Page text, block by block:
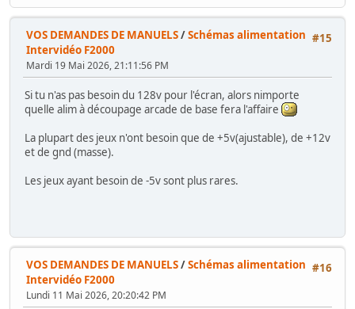
#15
VOS DEMANDES DE MANUELS/Schémas alimentation
Intervidéo F2000
Mardi 19 Mai 2026, 21:11:56 PM
Si tu n'as pas besoin du 128v pour l'écran, alors nimporte
quelle alim à découpage arcade de base fera l'affaire
La plupart des jeux n'ont besoin que de +5v(ajustable), de +12v
et de gnd (masse).
Les jeux ayant besoin de -5v sont plus rares.
#16
VOS DEMANDES DE MANUELS/Schémas alimentation
Intervidéo F2000
Lundi 11 Mai 2026, 20:20:42 PM